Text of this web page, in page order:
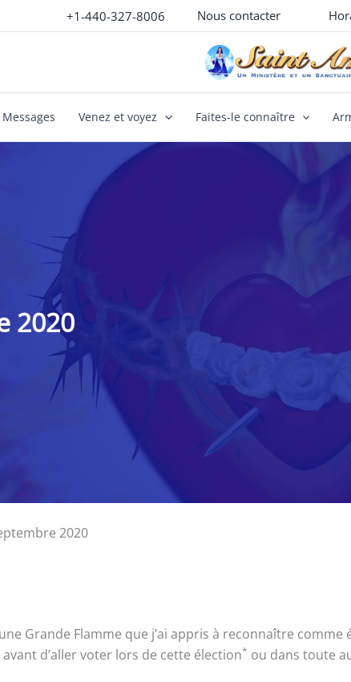
+1-440-327-8006 Nous contacter
Messages Venez et voyez Faites-le connaître
2020
2020
Grande Flamme que j’ai appris à reconnaître
d’aller voter lors de cette élection* ou dans toute